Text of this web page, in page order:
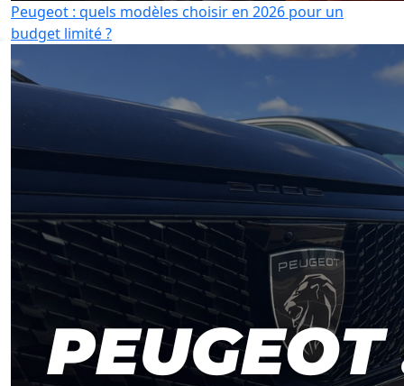
Peugeot : quels modèles choisir en 2026 pour un
budget limité ?